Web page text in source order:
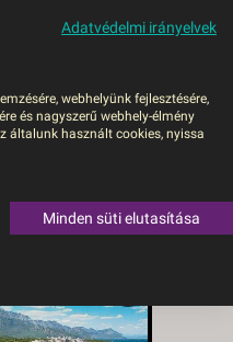
MENÜ
& Spa
Repülő
,Kemer
Adatvédelmi irányelvek
webhelyünk fejlesztésére,
és nagyszerű webhely-élmény
általunk használt cookies, nyissa
Minden süti elutasítása